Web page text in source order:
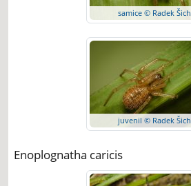
samice © Radek Šich
juvenil © Radek Šich
Enoplognatha caricis